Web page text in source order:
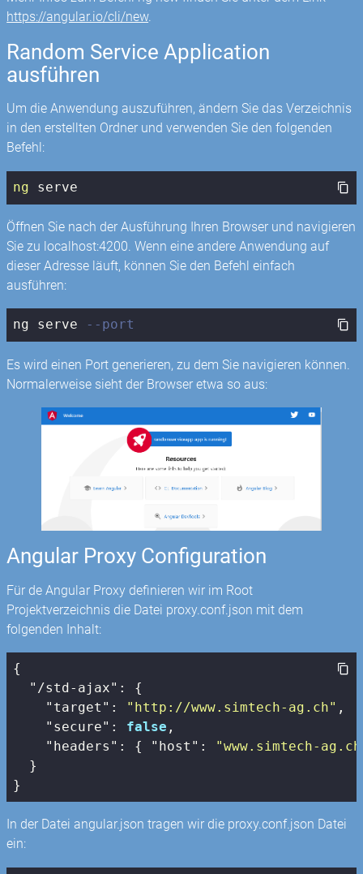
https://angular.io/cli/new.
Random Service Application
ausführen
Um die Anwendung auszuführen, ändern Sie das Verzeichnis
in den erstellten Ordner und verwenden Sie den folgenden
Befehl:
ng serve
Öffnen Sie nach der Ausführung Ihren Browser und navigieren
Sie zu localhost:4200. Wenn eine andere Anwendung auf
dieser Adresse läuft, können Sie den Befehl einfach
ausführen:
ng serve --port
Es wird einen Port generieren, zu dem Sie navigieren können.
Normalerweise sieht der Browser etwa so aus:
Angular Proxy Configuration
Für de Angular Proxy definieren wir im Root
Projektverzeichnis die Datei proxy.conf.json mit dem
folgenden Inhalt:
{
"/std-ajax" : {
"target" : "http://www.simtech-ag.ch" ,
"secure" : false ,
"headers" : { "host" : "www.simtech-
  }
In der Datei angular.json tragen wir die proxy.conf.json Datei
ein: